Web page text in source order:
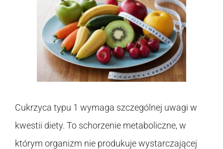
Cukrzyca typu 1 wymaga szczególnej uwagi w
kwestii diety. To schorzenie metaboliczne, w
którym organizm nie produkuje wystarczającej